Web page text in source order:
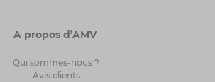
A propos d’AMV
Qui sommes-nous ?
Avis clients